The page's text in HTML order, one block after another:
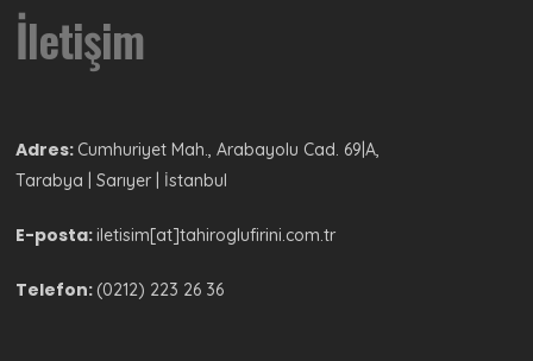
İletişim
Adres: Cumhuriyet Mah., Arabayolu Cad. 69|A,
Tarabya | Sarıyer | İstanbul
E-posta:iletisim[at]tahiroglufirini.com.tr
Telefon: (0212) 223 26 36